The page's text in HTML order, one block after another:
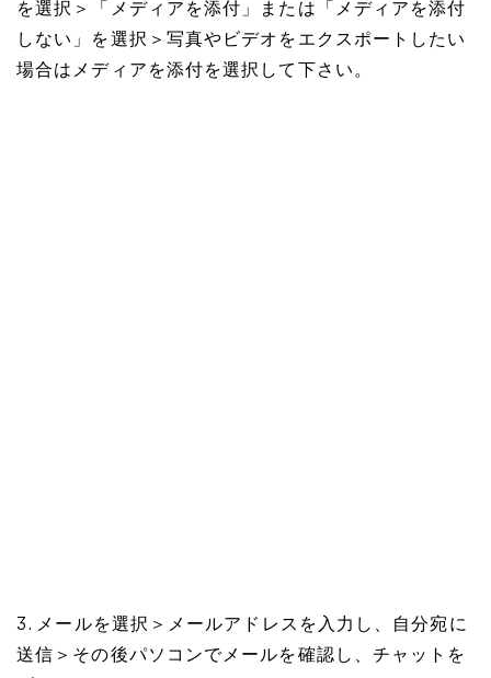
を選択＞「メディアを添付」または「メディアを添付
しない」を選択＞写真やビデオをエクスポートしたい
場合はメディアを添付を選択して下さい。
3. メールを選択＞メールアドレスを入力し、自分宛に
送信＞その後パソコンでメールを確認し、チャットを